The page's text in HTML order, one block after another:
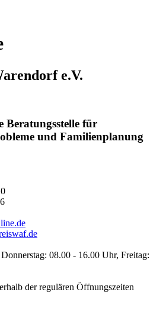
e.V.
Beratungsstelle für
und Familienplanung
08.00 - 16.00 Uhr, Freitag:
der regulären Öffnungszeiten